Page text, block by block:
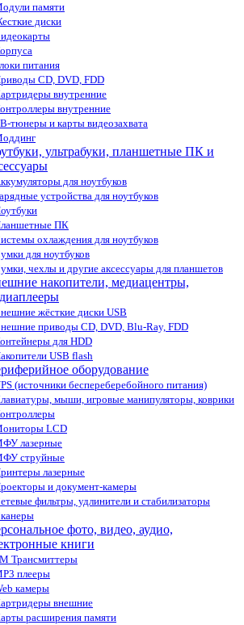
памяти
диски
питания
CD, DVD, FDD
внутренние
внутренние
тюнеры и карты видеозахвата
ультрабуки, планшетные ПК и
для ноутбуков
устройства для ноутбуков
ПК
охлаждения для ноутбуков
для ноутбуков
чехлы и другие аксессуары для планшетов
накопители, медиацентры,
жёсткие диски USB
приводы CD, DVD, Blu-Ray, FDD
для HDD
USB flash
оборудование
(источники беспереберебойного питания)
мыши, игровые манипуляторы, коврики
LCD
лазерные
струйные
лазерные
и документ-камеры
фильтры, удлинители и стабилизаторы
фото, видео, аудио,
книги
Трансмиттеры
плееры
камеры
внешние
расширения памяти